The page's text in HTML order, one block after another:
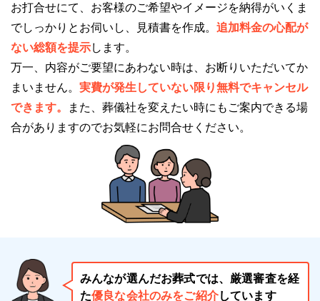
しかし、尾張北部聖苑は一カ所でお通夜から葬儀、火
葬までの一連の儀式が可能です。
移動のための稼働や交通費の負担がありませんし、円
滑に火葬を執り行うこともできます。
尾張北部聖苑のご利用時の注意点
尾張北部聖苑のご利用時の注意点についてご説明しま
尾張北部聖苑のご利用を検討される場合はご相
無料でご相談を承ります。
電話番号「
0120-24-1234」にお電話をお願いしま
お打合せにて、お客様のご希望やイメージを納得がいくま
でしっかりとお伺いし、見積書を作成。 追加料金の心配が
ない総額を提示します。
万一、内容がご要望にあわない時は、お断りいただいてか
まいません。 実費が発生していない限り無料でキャンセル
できます。
また、葬儀社を変えたい時にもご案内できる場
合がありますのでお気軽にお問合せください。
みんなが選んだお葬式では、厳選審査を経
た優良な会社のみをご紹介しています